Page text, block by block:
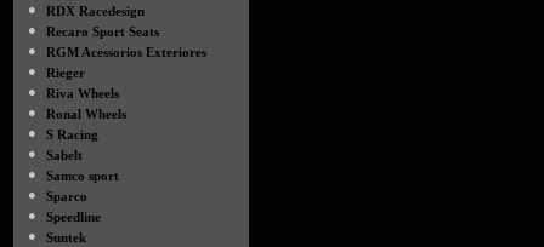
●
RDX Racedesign
●
Recaro Sport Seats
●
RGM Acessorios Exteriores
●
Rieger
●
Riva Wheels
●
Ronal Wheels
●
S Racing
●
Sabelt
●
Samco sport
●
Sparco
●
Speedline
●
Suntek